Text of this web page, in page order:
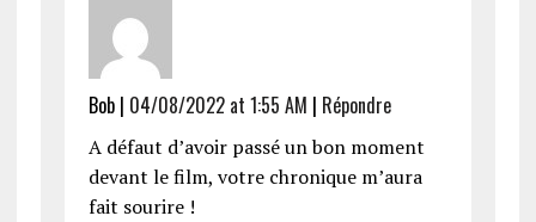
Bob | 04/08/2022 at 1:55 AM | Répondre
A défaut d’avoir passé un bon moment
devant le film, votre chronique m’aura
fait sourire !